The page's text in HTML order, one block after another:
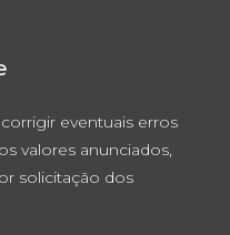
eventuais erros
valores anunciados,
solicitação dos